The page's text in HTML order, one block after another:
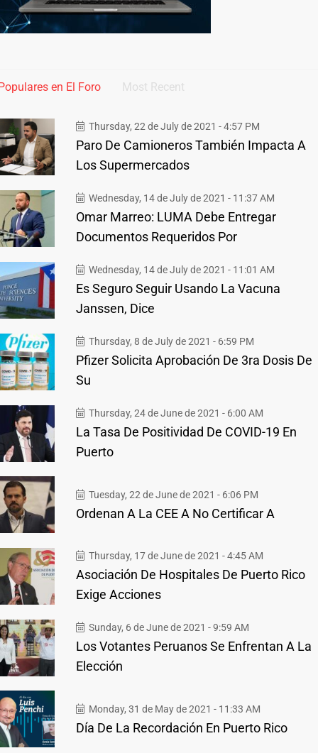
en El Foro Most Recent
Thursday, 22 de July de 2021 - 4:57 PM
Paro De Camioneros También Impacta A
Los Supermercados
Wednesday, 14 de July de 2021 - 11:37 AM
Omar Marreo: LUMA Debe Entregar
Documentos Requeridos Por
Wednesday, 14 de July de 2021 - 11:01 AM
Es Seguro Seguir Usando La Vacuna
Janssen, Dice
Thursday, 8 de July de 2021 - 6:59 PM
Pfizer Solicita Aprobación De 3ra Dosis De
Su
Thursday, 24 de June de 2021 - 6:00 AM
La Tasa De Positividad De COVID-19 En
Puerto
Tuesday, 22 de June de 2021 - 6:06 PM
Ordenan A La CEE A No Certificar A
Thursday, 17 de June de 2021 - 4:45 AM
Asociación De Hospitales De Puerto Rico
Exige Acciones
Sunday, 6 de June de 2021 - 9:59 AM
Los Votantes Peruanos Se Enfrentan A La
Elección
Monday, 31 de May de 2021 - 11:33 AM
Día De La Recordación En Puerto Rico